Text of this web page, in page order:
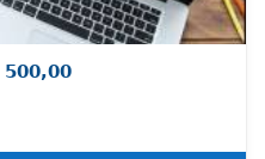
500,00